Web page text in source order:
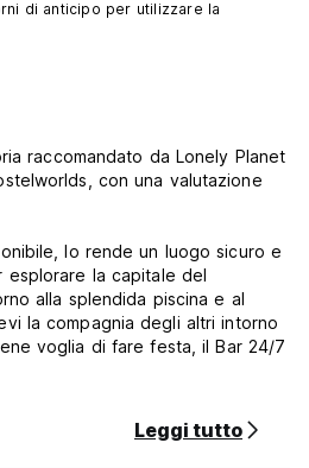
di anticipo per utilizzare la
raccomandato da Lonely Planet
con una valutazione
lo rende un luogo sicuro e
la capitale del
alla splendida piscina e al
la compagnia degli altri intorno
voglia di fare festa, il Bar 24/7
sono calde e i letti sono comodi,
stanze e riscaldamenti nella
Leggi tutto